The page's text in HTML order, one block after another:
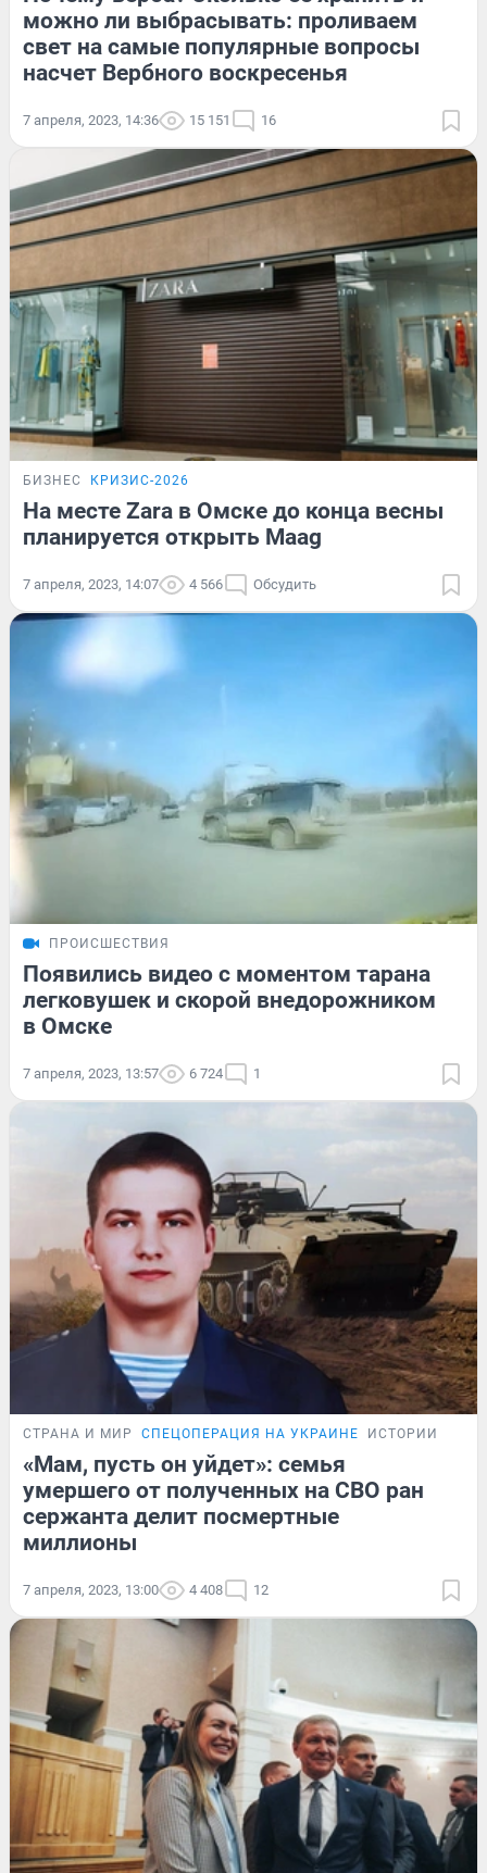
можно ли выбрасывать: проливаем
свет на самые популярные вопросы
насчет Вербного воскресенья
7 апреля, 2023, 14:36 15 151 16
БИЗНЕС КРИЗИС-2026
На месте Zara в Омске до конца весны
планируется открыть Maag
7 апреля, 2023, 14:07 4 566 Обсудить
ПРОИСШЕСТВИЯ
Появились видео с моментом тарана
легковушек и скорой внедорожником
в Омске
7 апреля, 2023, 13:57 6 724 1
СТРАНА И МИР СПЕЦОПЕРАЦИЯ НА УКРАИНЕ ИСТОРИИ
«Мам, пусть он уйдет»: семья
умершего от полученных на СВО ран
сержанта делит посмертные
миллионы
7 апреля, 2023, 13:00 4 408 12